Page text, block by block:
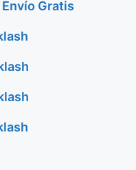
Gratis